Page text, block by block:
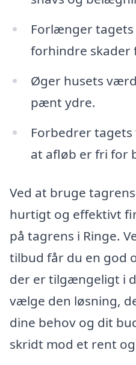
Forlænger
forhindre skader
Øger husets
pænt ydre.
Forbedrer
at afløb er fri for
Ved at bruge
hurtigt og effektivt
på tagrens i Ringe.
tilbud får du en god
der er tilgængeligt i
vælge den løsning,
dine behov og dit
skridt mod et rent